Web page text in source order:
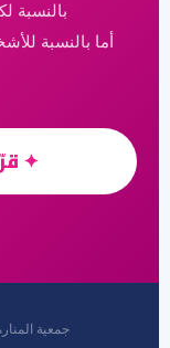
بالنسبة
أما بالنسبة
✦
جمعية